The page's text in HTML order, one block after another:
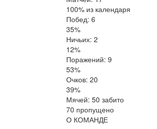
100% из календаря
Побед: 6
35%
Ничьих: 2
12%
Поражений: 9
53%
Очков: 20
39%
Мячей: 50 забито
70 пропущено
О КОМАНДЕ